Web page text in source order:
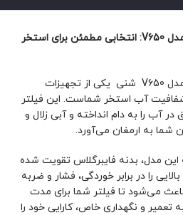
فیلتر شنی استخر EMAUX مدل V650: انتخابی مطمئن برای استخر
فیلتر شنی استخر EMAUX مدل V650 شنی یکی از تجهیزات
آب استخر شماست. این فیلتر
در آب را به دام انداخته و آبی زلال و
شما به ارمغان می‌آورد.
این مدل، بدنه فایبرگلاس تقویت شده
را در برابر خوردگی، فشار و ضربه
می‌شود تا فیلتر شما برای مدت
تعمیر و نگهداری خاص، کارایی خود را